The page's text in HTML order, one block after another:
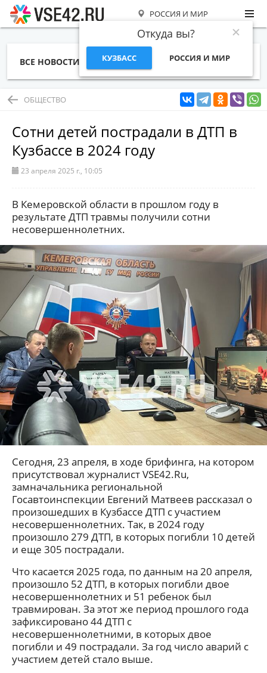
РОССИЯ И МИР
Откуда вы?
КУЗБАСС РОССИЯ И МИР
ВСЕ НОВОСТИ СТАТЬИ ТЕМЫ ФОТО
ОБЩЕСТВО
Сотни детей пострадали в ДТП в
Кузбассе в 2024 году
23 апреля 2025 г., 10:05
В Кемеровской области в прошлом году в
результате ДТП травмы получили сотни
несовершеннолетних.
Сегодня, 23 апреля, в ходе брифинга, на котором
присутствовал журналист VSE42.Ru,
замначальника региональной
Госавтоинспекции Евгений Матвеев рассказал о
произошедших в Кузбассе ДТП с участием
несовершеннолетних. Так, в 2024 году
произошло 279 ДТП, в которых погибли 10 детей
и еще 305 пострадали.
Что касается 2025 года, по данным на 20 апреля,
произошло 52 ДТП, в которых погибли двое
несовершеннолетних и 51 ребенок был
травмирован. За этот же период прошлого года
зафиксировано 44 ДТП с
несовершеннолетними, в которых двое
погибли и 49 пострадали. За год число аварий с
участием детей стало выше.